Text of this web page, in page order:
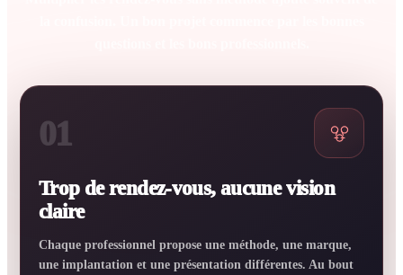
01
Trop de rendez-vous, aucune vision
claire
Chaque professionnel propose une méthode, une marque,
une implantation et une présentation différentes. Au bout